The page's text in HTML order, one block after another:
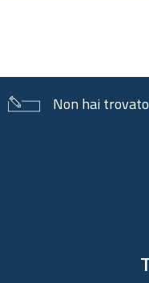
Non hai